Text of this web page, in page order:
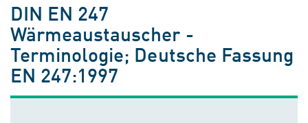
DIN EN 247
Wärmeaustauscher -
Terminologie; Deutsche Fassung
EN 247:1997